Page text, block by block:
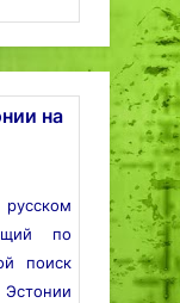
на
по
поиск